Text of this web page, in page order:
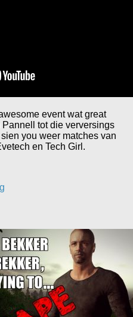
event wat great
tot die verversings
you weer matches van
en Tech Girl.